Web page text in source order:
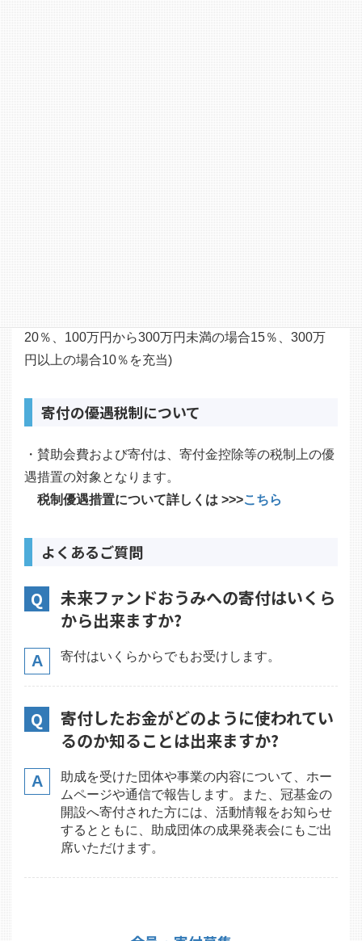
お名前の公表*
可
不可
メールマガジンの配信*
希望する
希望しない
※寄付金額の一部は、助成事業の公募・選考・採択団
体の伴走支援等の費用のため、当財団運営費へ充当さ
せていただきます。(寄付金額100万円未満の場合
20％、100万円から300万円未満の場合15％、300万
円以上の場合10％を充当)
寄付の優遇税制について
・賛助会費および寄付は、寄付金控除等の税制上の優
遇措置の対象となります。
税制優遇措置について詳しくは >>>こちら
よくあるご質問
未来ファンドおうみへの寄付はいくら
から出来ますか?
寄付はいくらからでもお受けします。
寄付したお金がどのように使われてい
るのか知ることは出来ますか?
助成を受けた団体や事業の内容について、ホー
ムページや通信で報告します。また、冠基金の
開設へ寄付された方には、活動情報をお知らせ
するとともに、助成団体の成果発表会にもご出
席いただけます。